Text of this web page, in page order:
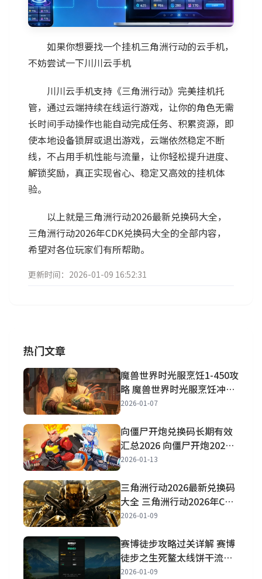
如果你想要找一个挂机三角洲行动的云手机，
不妨尝试一下川川云手机
川川云手机支持《三角洲行动》完美挂机托
管，通过云端持续在线运行游戏，让你的角色无需
长时间手动操作也能自动完成任务、积累资源，即
使本地设备锁屏或退出游戏，云端依然稳定不断
线，不占用手机性能与流量，让你轻松提升进度、
解锁奖励，真正实现省心、稳定又高效的挂机体
验。
以上就是三角洲行动2026最新兑换码大全，
三角洲行动2026年CDK兑换码大全的全部内容，
希望对各位玩家们有所帮助。
更新时间：2026-01-09 16:52:31
热门文章
魔兽世界时光服烹饪1-450攻
略 魔兽世界时光服烹饪冲级
攻略详解
2026-01-07
向僵尸开炮兑换码长期有效
汇总2026 向僵尸开炮2026
兑换码最新大全
2026-01-13
三角洲行动2026最新兑换码
大全 三角洲行动2026年CDK
兑换码大全
2026-01-09
赛博徒步攻略过关详解 赛博
徒步之生死鳌太线饼干流简
单通关攻略一览
2026-01-09